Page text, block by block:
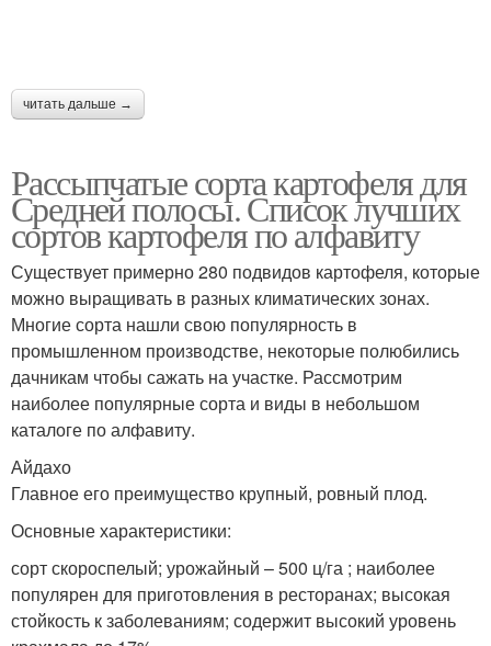
читать дальше →
Рассыпчатые сорта картофеля для
Средней полосы. Список лучших
сортов картофеля по алфавиту
Существует примерно 280 подвидов картофеля, которые
можно выращивать в разных климатических зонах.
Многие сорта нашли свою популярность в
промышленном производстве, некоторые полюбились
дачникам чтобы сажать на участке. Рассмотрим
наиболее популярные сорта и виды в небольшом
каталоге по алфавиту.
Айдахо
Главное его преимущество крупный, ровный плод.
Основные характеристики:
сорт скороспелый; урожайный – 500 ц/га ; наиболее
популярен для приготовления в ресторанах; высокая
стойкость к заболеваниям; содержит высокий уровень